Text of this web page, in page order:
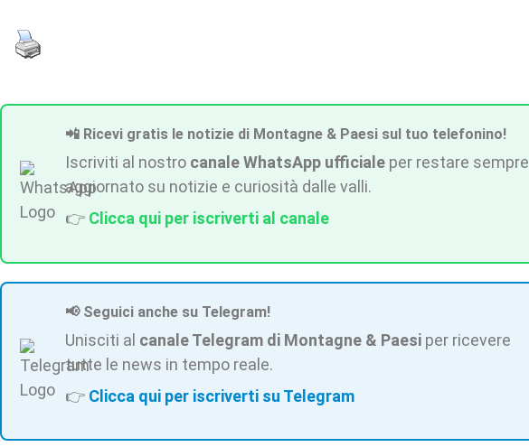
📲 Ricevi gratis le notizie di Montagne & Paesi sul tuo telefonino!
Iscriviti al nostro canale WhatsApp ufficiale per restare sempre
aggiornato su notizie e curiosità dalle valli.
👉 Clicca qui per iscriverti al canale
📢 Seguici anche su Telegram!
Unisciti al canale Telegram di Montagne & Paesi per ricevere
tutte le news in tempo reale.
👉 Clicca qui per iscriverti su Telegram